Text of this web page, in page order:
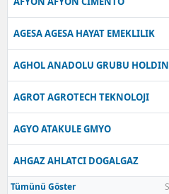
AGESA AGESA HAYAT EMEKLILIK
AGHOL ANADOLU GRUBU
AGROT AGROTECH TEKNOLOJI
AGYO ATAKULE GMYO
AHGAZ AHLATCI DOGALGAZ
Tümünü Göster